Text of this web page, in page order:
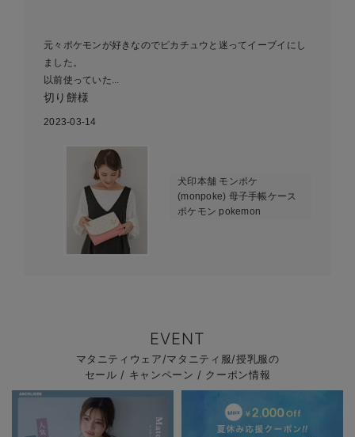
元々ポケモンが好きなのでピカチュウと迷ってイーブイにし
ました。
以前使っていた...
切り餅様
2023-03-14
犬印本舗 モンポケ
(monpoke) 母子手帳ケース
ポケモン pokemon
EVENT
マタニティウェア/マタニティ服/授乳服の
セール / キャンペーン / クーポン情報